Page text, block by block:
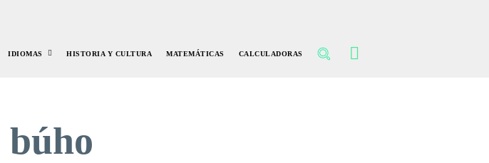
IDIOMAS HISTORIA Y CULTURA MATEMÁTICAS CALCULADORAS
búho